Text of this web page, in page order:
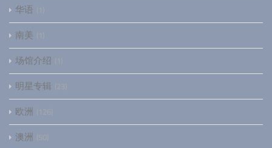
华语 1
南美 1
场馆介绍 1
明星专辑 23
欧洲 126
澳洲 50